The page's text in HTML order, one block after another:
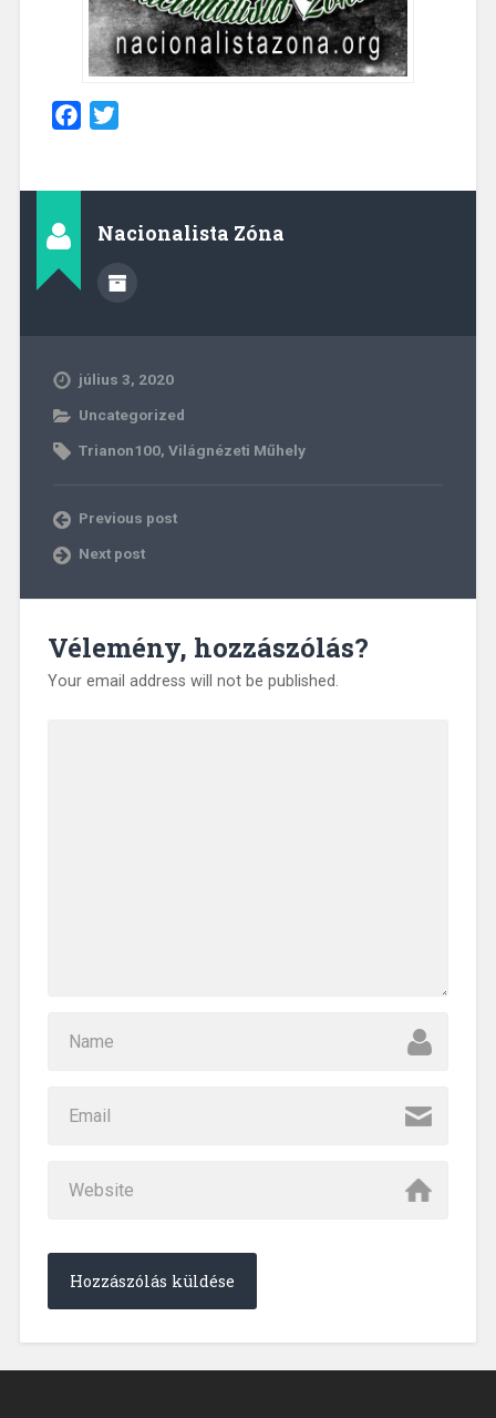
Facebook
Nacionalista Zóna
július 3, 2020
Uncategorized
Trianon100, Világnézeti Műhely
Previous post
Next post
Vélemény, hozzászólás?
Your email address will not be published.